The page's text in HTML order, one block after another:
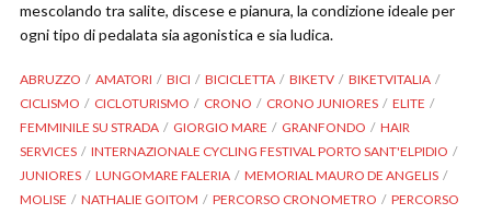
mescolando tra salite, discese e pianura, la condizione ideale per
ogni tipo di pedalata sia agonistica e sia ludica.
ABRUZZO AMATORI BICI BICICLETTA BIKETV
BIKETVITALIA
CICLISMO
CICLOTURISMO CRONO CRONO JUNIORES
ELITE
FEMMINILE SU STRADA
GIORGIO MARE GRANFONDO
HAIR
SERVICES
INTERNAZIONALE CYCLING FESTIVAL PORTO SANT'ELPIDIO
JUNIORES
LUNGOMARE FALERIA
MEMORIAL MAURO DE ANGELIS
MOLISE
NATHALIE GOITOM PERCORSO CRONOMETRO
PERCORSO